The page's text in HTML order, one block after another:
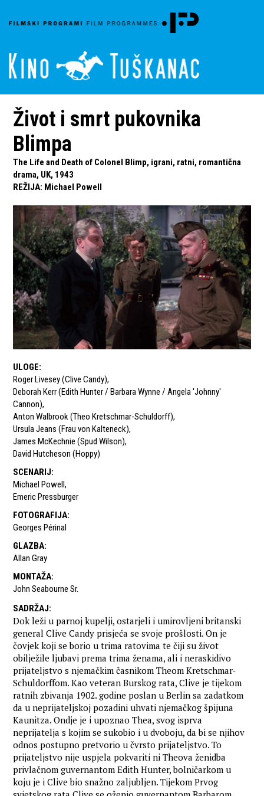
Život i smrt pukovnika
Blimpa
The Life and Death of Colonel Blimp, igrani, ratni, romantična
drama, UK, 1943
REŽIJA: Michael Powell
ULOGE:
Roger Livesey (Clive Candy),
Deborah Kerr (Edith Hunter / Barbara Wynne / Angela 'Johnny'
Cannon),
Anton Walbrook (Theo Kretschmar-Schuldorff),
Ursula Jeans (Frau von Kalteneck),
James McKechnie (Spud Wilson),
David Hutcheson (Hoppy)
SCENARIJ:
Michael Powell,
Emeric Pressburger
FOTOGRAFIJA:
Georges Périnal
GLAZBA:
Allan Gray
MONTAŽA:
John Seabourne Sr.
SADRŽAJ:
Dok leži u parnoj kupelji, ostarjeli i umirovljeni britanski
general Clive Candy prisjeća se svoje prošlosti. On je
čovjek koji se borio u trima ratovima te čiji su život
obilježile ljubavi prema trima ženama, ali i neraskidivo
prijateljstvo s njemačkim časnikom Theom Kretschmar-
Schuldorffom. Kao veteran Burskog rata, Clive je tijekom
ratnih zbivanja 1902. godine poslan u Berlin sa zadatkom
da u neprijateljskoj pozadini uhvati njemačkog špijuna
Kaunitza. Ondje je i upoznao Thea, svog isprva
neprijatelja s kojim se sukobio i u dvoboju, da bi se njihov
odnos postupno pretvorio u čvrsto prijateljstvo. To
prijateljstvo nije uspjela pokvariti ni Theova ženidba
privlačnom guvernantom Edith Hunter, bolničarkom u
koju je i Clive bio snažno zaljubljen. Tijekom Prvog